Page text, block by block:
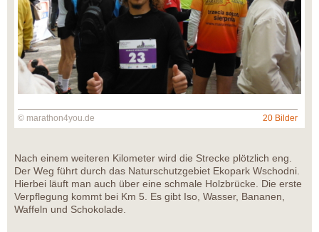
© marathon4you.de 20 Bilder
Nach einem weiteren Kilometer wird die Strecke plötzlich eng.
Der Weg führt durch das Naturschutzgebiet Ekopark Wschodni.
Hierbei läuft man auch über eine schmale Holzbrücke. Die erste
Verpflegung kommt bei Km 5. Es gibt Iso, Wasser, Bananen,
Waffeln und Schokolade.